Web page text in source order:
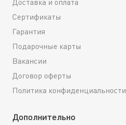
Доставка и оплата
Сертификаты
Гарантия
Подарочные карты
Вакансии
Договор оферты
Политика конфиденциальности
Дополнительно